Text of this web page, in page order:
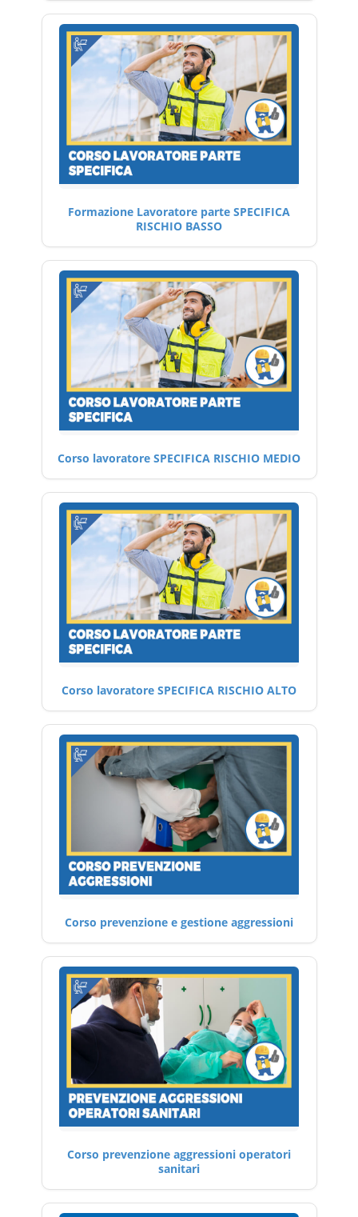
Formazione Lavoratore parte SPECIFICA
RISCHIO BASSO
Corso lavoratore SPECIFICA RISCHIO MEDIO
Corso lavoratore SPECIFICA RISCHIO ALTO
Corso prevenzione e gestione aggressioni
Corso prevenzione aggressioni operatori
sanitari